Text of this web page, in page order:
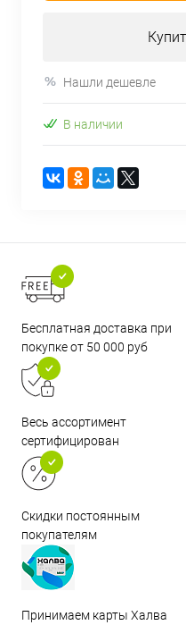
Нашли дешевле
В наличии
Бесплатная доставка при
покупке от 50 000 руб
Весь ассортимент
сертифицирован
Скидки постоянным
покупателям
Принимаем карты Халва